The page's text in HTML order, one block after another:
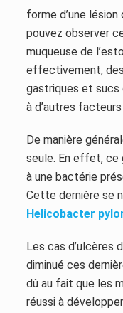
forme d’une
pouvez observer
muqueuse de
effectivement,
gastriques et sucs
à d’autres
De manière
seule. En effet, ce
à une bactérie
Cette dernière se
Helicobacter
Les cas d’ulcères
diminué ces
dû au fait que les
réussi à développer